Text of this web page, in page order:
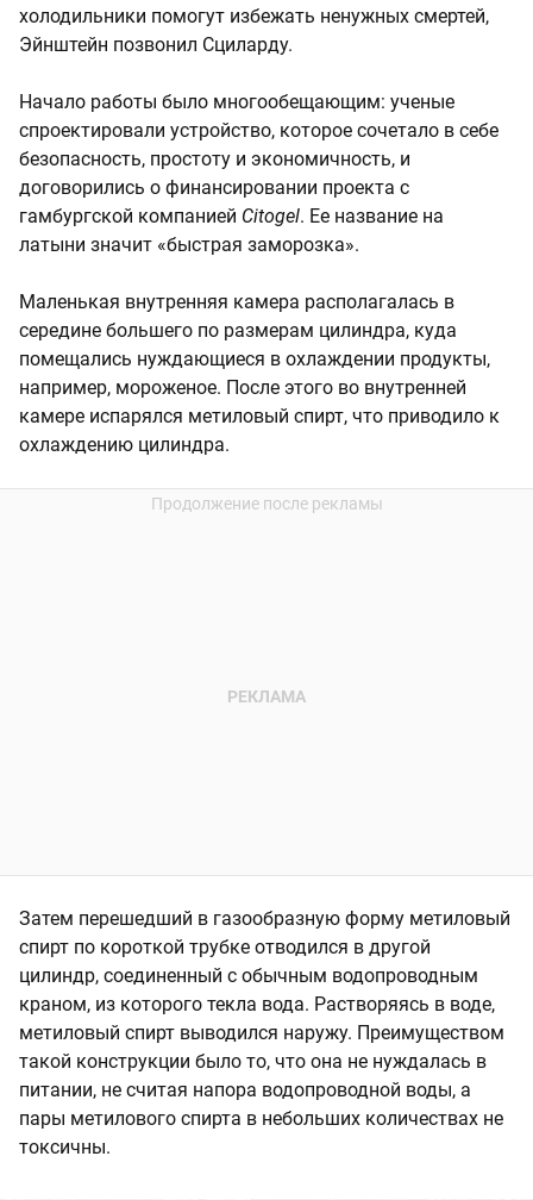
холодильники помогут избежать ненужных смертей,
Эйнштейн позвонил Сциларду.
Начало работы было многообещающим: ученые
спроектировали устройство, которое сочетало в себе
безопасность, простоту и экономичность, и
договорились о финансировании проекта с
гамбургской компанией Citogel. Ее название на
латыни значит «быстрая заморозка».
Маленькая внутренняя камера располагалась в
середине большего по размерам цилиндра, куда
помещались нуждающиеся в охлаждении продукты,
например, мороженое. После этого во внутренней
камере испарялся метиловый спирт, что приводило к
охлаждению цилиндра.
Затем перешедший в газообразную форму метиловый
спирт по короткой трубке отводился в другой
цилиндр, соединенный с обычным водопроводным
краном, из которого текла вода. Растворяясь в воде,
метиловый спирт выводился наружу. Преимуществом
такой конструкции было то, что она не нуждалась в
питании, не считая напора водопроводной воды, а
пары метилового спирта в небольших количествах не
токсичны.